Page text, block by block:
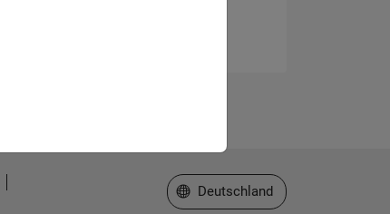
Website auswählen
Deutschland